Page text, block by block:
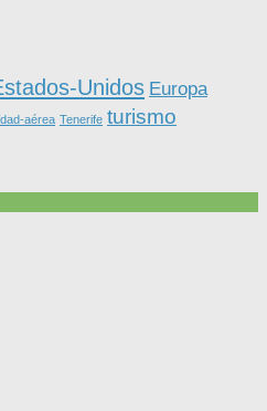
Unidos Europa
aérea Tenerife turismo